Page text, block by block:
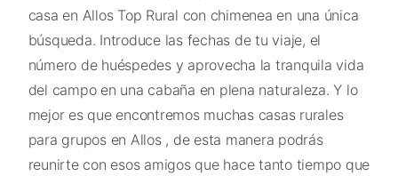
casa en Allos Top Rural con chimenea en una única
búsqueda. Introduce las fechas de tu viaje, el
número de huéspedes y aprovecha la tranquila vida
del campo en una cabaña en plena naturaleza. Y lo
mejor es que encontremos muchas casas rurales
para grupos en Allos , de esta manera podrás
reunirte con esos amigos que hace tanto tiempo que